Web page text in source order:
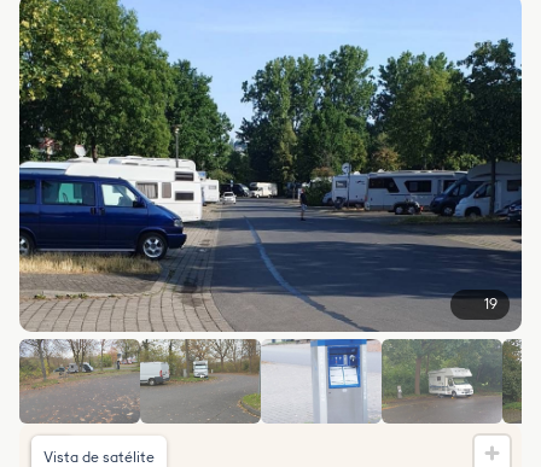
19
Vista de satélite